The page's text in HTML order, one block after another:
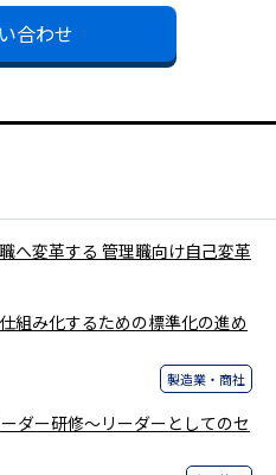
合わせ
へ変革する 管理職向け自己変革
組み化するための標準化の進め
製造業・商社
ダー研修～リーダーとしてのセ